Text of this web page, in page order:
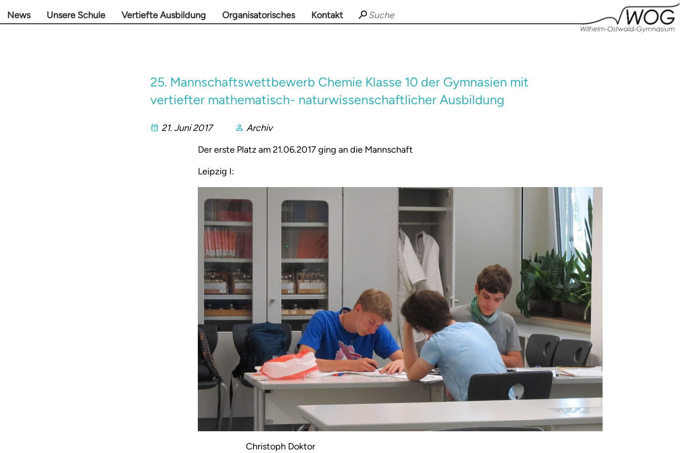
News Unsere Schule Vertiefte Ausbildung Organisatorisches Kontakt
25. Mannschaftswettbewerb Chemie Klasse 10 der Gymnasien mit
vertiefter mathematisch- naturwissenschaftlicher Ausbildung
21. Juni 2017
Archiv
Der erste Platz am 21.06.2017 ging an die Mannschaft
Leipzig I:
Christoph Doktor